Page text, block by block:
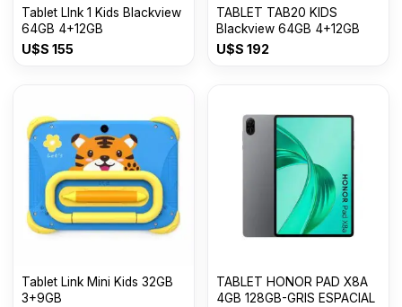
Tablet LInk 1 Kids Blackview
64GB 4+12GB
U$S 155
TABLET TAB20 KIDS
Blackview 64GB 4+12GB
U$S 192
Tablet Link Mini Kids 32GB
3+9GB
TABLET HONOR PAD X8A
4GB 128GB-GRIS ESPACIAL